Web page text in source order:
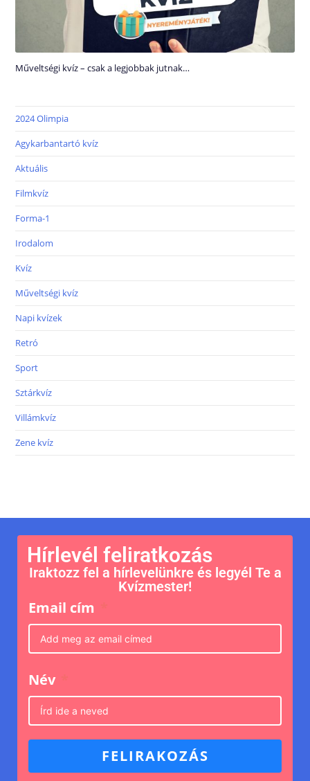
Műveltségi kvíz – csak a legjobbak jutnak…
2024 Olimpia
Agykarbantartó kvíz
Aktuális
Filmkvíz
Forma-1
Irodalom
Kvíz
Műveltségi kvíz
Napi kvízek
Retró
Sport
Sztárkvíz
Villámkvíz
Zene kvíz
Hírlevél feliratkozás
Iraktozz fel a hírlevelünkre és legyél Te a
Kvízmester!
Email cím
Név
FELIRAKOZÁS